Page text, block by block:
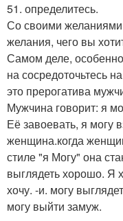
51. определитесь.
Со своими
желания, чего вы
Самом деле,
на сосредоточьтесь
это прерогатива
Мужчина говорит: я
Её завоевать, я могу
женщина.когда
стиле "я Могу" она
выглядеть хорошо. Я
хочу. -и. могу
могу выйти замуж.